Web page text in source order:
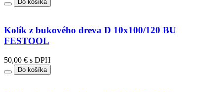
Do košíka
Kolík z bukového dreva D 10x100/120 BU
FESTOOL
50,00 € s DPH
Do košíka